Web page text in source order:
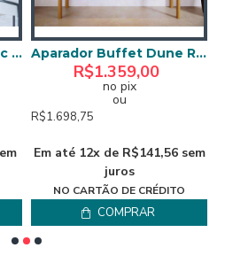
Aparador Buffet Classic 3 Portas - Off White/Nature Aparador Buffet Dune Ripado - Nature
R$1.359,00
no pix
ou
R$1.698,75
Em até 12x de R$141,56 sem
juros
NO CARTÃO DE CRÉDITO
COMPRAR